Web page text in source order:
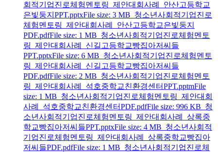
회적기업진로체험멘토링_제안대회사례_안산고등학교
은빛둥지PPT.pptxFile size: 3 MB 청소년사회적기업진로
체험멘토링_제안대회사례_안산고등학교은빛둥지
PDF.pdfFile size: 1 MB 청소년사회적기업진로체험멘토
링_제안대회사례_신길고등학교빵집아저씨들
PPT.pptxFile size: 6 MB 청소년사회적기업진로체험멘토
링_제안대회사례_신길고등학교빵집아저씨들
PDF.pdfFile size: 2 MB 청소년사회적기업진로체험멘토
링_제안대회사례_석호중학교친환경센터PPT.pptmFile
size: 1 MB 청소년사회적기업진로체험멘토링_제안대회
사례_석호중학교친환경센터PDF.pdfFile size: 996 KB 청
소년사회적기업진로체험멘토링_제안대회사례_상록중
학교빵집아저씨들PPT.pptxFile size: 4 MB 청소년사회적
기업진로체험멘토링_제안대회사례_상록중학교빵집아
저씨들PDF.pdfFile size: 1 MB 청소년사회적기업진로체